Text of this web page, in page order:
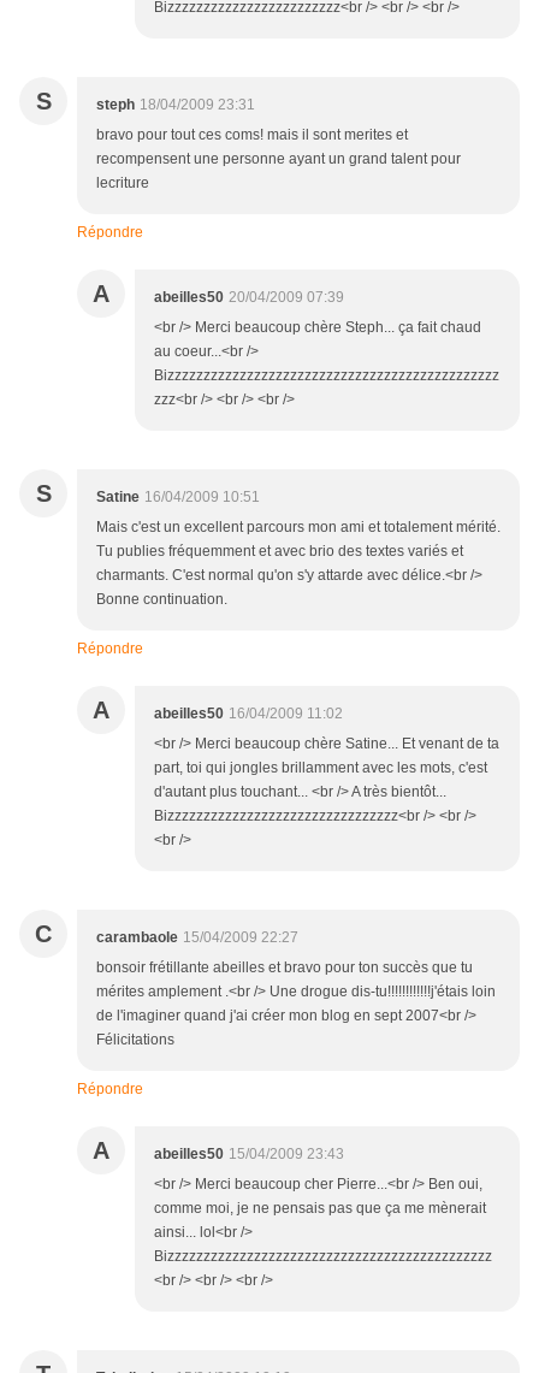
Bizzzzzzzzzzzzzzzzzzzzzzzz<br /> <br /> <br />
S steph 18/04/2009 23:31
bravo pour tout ces coms! mais il sont merites et
recompensent une personne ayant un grand talent pour
lecriture
Répondre
A abeilles50 20/04/2009 07:39
<br /> Merci beaucoup chère Steph... ça fait chaud
au coeur...<br />
Bizzzzzzzzzzzzzzzzzzzzzzzzzzzzzzzzzzzzzzzzzzzzzz
zzz<br /> <br /> <br />
S Satine 16/04/2009 10:51
Mais c'est un excellent parcours mon ami et totalement mérité.
Tu publies fréquemment et avec brio des textes variés et
charmants. C'est normal qu'on s'y attarde avec délice.<br />
Bonne continuation.
Répondre
A abeilles50 16/04/2009 11:02
<br /> Merci beaucoup chère Satine... Et venant de ta
part, toi qui jongles brillamment avec les mots, c'est
d'autant plus touchant... <br /> A très bientôt...
Bizzzzzzzzzzzzzzzzzzzzzzzzzzzzzzzz<br /> <br />
<br />
C carambaole 15/04/2009 22:27
bonsoir frétillante abeilles et bravo pour ton succès que tu
mérites amplement .<br /> Une drogue dis-tu!!!!!!!!!!!!j'étais loin
de l'imaginer quand j'ai créer mon blog en sept 2007<br />
Félicitations
Répondre
A abeilles50 15/04/2009 23:43
<br /> Merci beaucoup cher Pierre...<br /> Ben oui,
comme moi, je ne pensais pas que ça me mènerait
ainsi... lol<br />
Bizzzzzzzzzzzzzzzzzzzzzzzzzzzzzzzzzzzzzzzzzzzzz
<br /> <br /> <br />